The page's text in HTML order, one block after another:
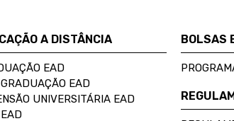
A DISTÂNCIA
EAD
EAD
UNIVERSITÁRIA EAD
BOLSAS